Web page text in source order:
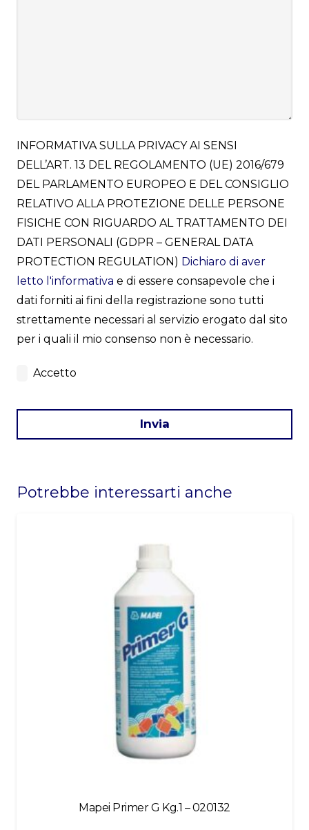
INFORMATIVA SULLA PRIVACY AI SENSI
DELL’ART. 13 DEL REGOLAMENTO (UE) 2016/679
DEL PARLAMENTO EUROPEO E DEL CONSIGLIO
RELATIVO ALLA PROTEZIONE DELLE PERSONE
FISICHE CON RIGUARDO AL TRATTAMENTO DEI
DATI PERSONALI (GDPR – GENERAL DATA
PROTECTION REGULATION) Dichiaro di aver
letto l'informativa e di essere consapevole che i
dati forniti ai fini della registrazione sono tutti
strettamente necessari al servizio erogato dal sito
per i quali il mio consenso non è necessario.
Accetto
Invia
should
Potrebbe interessarti anche
Mapei Primer G Kg.1 – 020132